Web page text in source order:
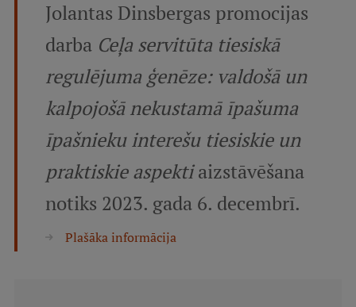
Sagatavošanas kursi
Profesionālās pilnveides kursi
ESF kvalifikācijas celšanas kursi
Pedagoģiskās izaugsmes centrs
Kvalifikācijas atbilstības pārbaude
Pētniecība
Jolantas Dinsbergas promocijas
darba Ceļa servitūta tiesiskā
regulējuma ģenēze: valdošā un
kalpojošā nekustamā īpašuma
īpašnieku interešu tiesiskie un
praktiskie aspektiaizstāvēšana
notiks 2023. gada 6. decembrī.
Plašāka informācija